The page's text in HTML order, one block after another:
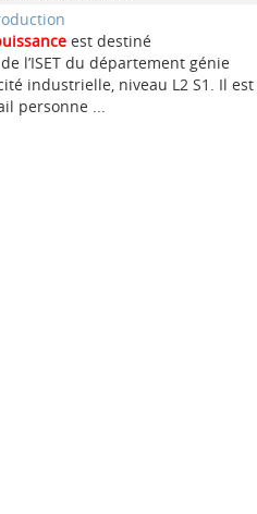
est destiné
l’ISET du département génie
industrielle, niveau L2 S1. Il est
personne ...